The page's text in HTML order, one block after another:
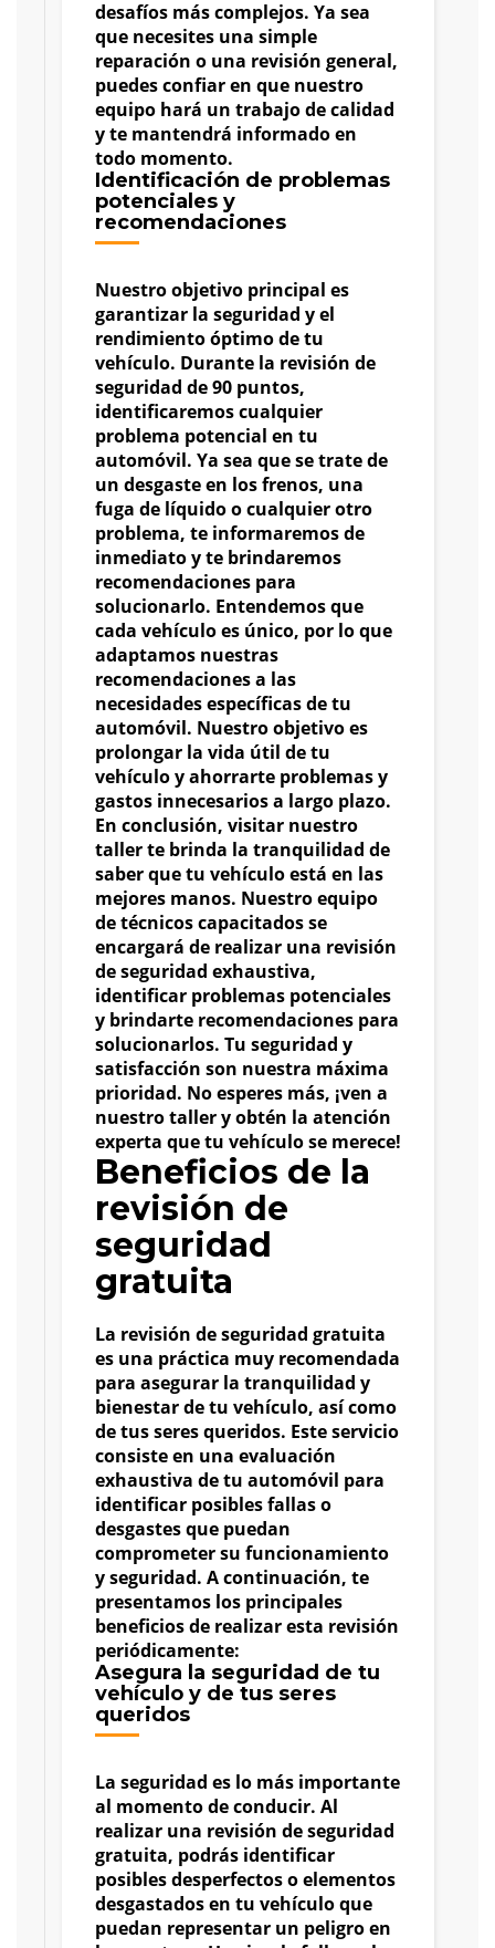
desafíos más complejos. Ya sea
que necesites una simple
reparación o una revisión general,
puedes confiar en que nuestro
equipo hará un trabajo de calidad
y te mantendrá informado en
todo momento.
Identificación de problemas
potenciales y
recomendaciones
Nuestro objetivo principal es
garantizar la seguridad y el
rendimiento óptimo de tu
vehículo. Durante la revisión de
seguridad de 90 puntos,
identificaremos cualquier
problema potencial en tu
automóvil. Ya sea que se trate de
un desgaste en los frenos, una
fuga de líquido o cualquier otro
problema, te informaremos de
inmediato y te brindaremos
recomendaciones para
solucionarlo. Entendemos que
cada vehículo es único, por lo que
adaptamos nuestras
recomendaciones a las
necesidades específicas de tu
automóvil. Nuestro objetivo es
prolongar la vida útil de tu
vehículo y ahorrarte problemas y
gastos innecesarios a largo plazo.
En conclusión, visitar nuestro
taller te brinda la tranquilidad de
saber que tu vehículo está en las
mejores manos. Nuestro equipo
de técnicos capacitados se
encargará de realizar una revisión
de seguridad exhaustiva,
identificar problemas potenciales
y brindarte recomendaciones para
solucionarlos. Tu seguridad y
satisfacción son nuestra máxima
prioridad. No esperes más, ¡ven a
nuestro taller y obtén la atención
experta que tu vehículo se merece!
Beneficios de la
revisión de
seguridad
gratuita
La revisión de seguridad gratuita
es una práctica muy recomendada
para asegurar la tranquilidad y
bienestar de tu vehículo, así como
de tus seres queridos. Este servicio
consiste en una evaluación
exhaustiva de tu automóvil para
identificar posibles fallas o
desgastes que puedan
comprometer su funcionamiento
y seguridad. A continuación, te
presentamos los principales
beneficios de realizar esta revisión
periódicamente:
Asegura la seguridad de tu
vehículo y de tus seres
queridos
La seguridad es lo más importante
al momento de conducir. Al
realizar una revisión de seguridad
gratuita, podrás identificar
posibles desperfectos o elementos
desgastados en tu vehículo que
puedan representar un peligro en